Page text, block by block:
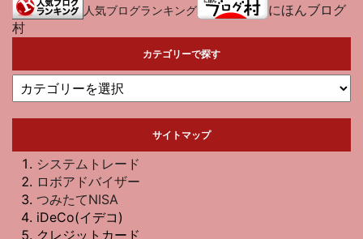
人気ブログランキング
にほんブログ
村
カテゴリーで探す
サイトマップ
システムトレード
ロボアドバイザー
つみたてNISA
iDeCo(イデコ)
クレジットカード